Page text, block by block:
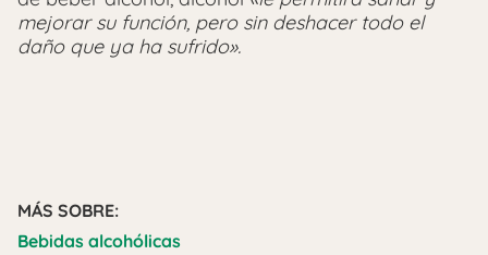
mejorar su función, pero sin deshacer todo el
daño que ya ha sufrido».
MÁS SOBRE:
Bebidas alcohólicas